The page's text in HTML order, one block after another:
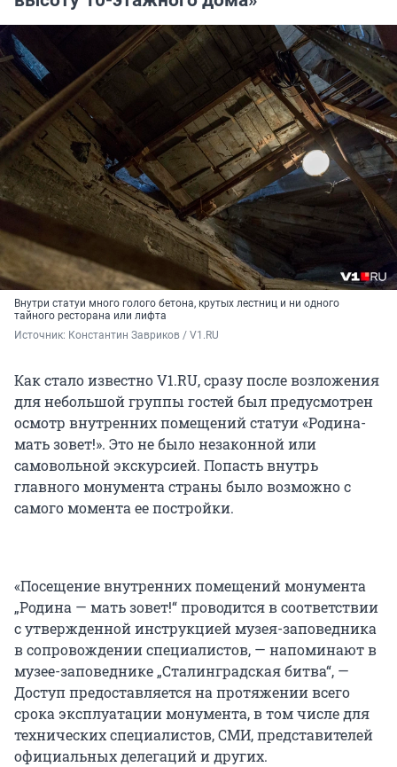
Внутри статуи много голого бетона, крутых лестниц и ни одного
тайного ресторана или лифта
Источник: Константин Завриков / V1.RU
Как стало известно V1.RU, сразу после возложения
для небольшой группы гостей был предусмотрен
осмотр внутренних помещений статуи «Родина-
мать зовет!». Это не было незаконной или
самовольной экскурсией. Попасть внутрь
главного монумента страны было возможно с
самого момента ее постройки.
«Посещение внутренних помещений монумента
„Родина — мать зовет!“ проводится в соответствии
с утвержденной инструкцией музея-заповедника
в сопровождении специалистов, — напоминают в
музее-заповеднике „Сталинградская битва“, —
Доступ предоставляется на протяжении всего
срока эксплуатации монумента, в том числе для
технических специалистов, СМИ, представителей
официальных делегаций и других.